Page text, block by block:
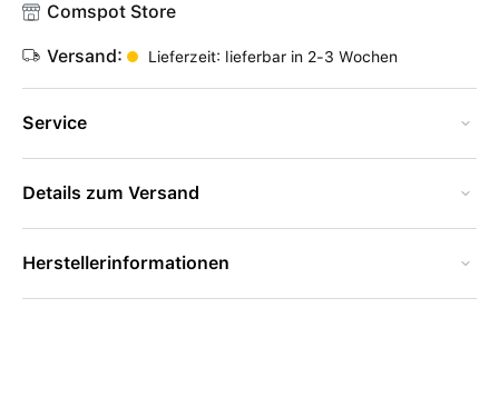
Comspot Store
Versand: Lieferzeit: lieferbar in 2-3 Wochen
Service
Details zum Versand
Herstellerinformationen